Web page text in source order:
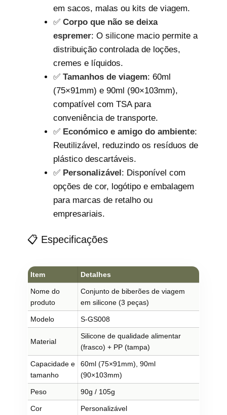
em sacos, malas ou kits de viagem.
✅ Corpo que não se deixa
espremer: O silicone macio permite a
distribuição controlada de loções,
cremes e líquidos.
✅ Tamanhos de viagem: 60ml
(75×91mm) e 90ml (90×103mm),
compatível com TSA para
conveniência de transporte.
✅ Económico e amigo do ambiente:
Reutilizável, reduzindo os resíduos de
plástico descartáveis.
✅ Personalizável: Disponível com
opções de cor, logótipo e embalagem
para marcas de retalho ou
empresariais.
📋 Especificações
Item Detalhes
Nome do
produto
Conjunto de biberões de viagem
em silicone (3 peças)
Modelo S-GS008
Material
Silicone de qualidade alimentar
(frasco) + PP (tampa)
Capacidade e
tamanho
60ml (75×91mm), 90ml
(90×103mm)
Peso 90g / 105g
Cor Personalizável